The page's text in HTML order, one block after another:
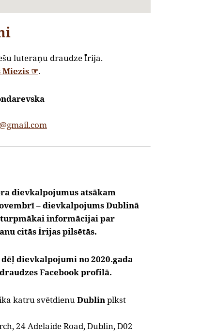
luterāņu draudze ­Īrijā.
Miezis ☞.
dievkalpojumus atsākam
– dievkalpojums Dublinā
informācijai par
citās Īrijas pilsētās.
dievkalpojumi no 2020.gada
Facebook profilā.
katru svētdienuDublinplkst
24 Adelaide Road, Dublin, D02